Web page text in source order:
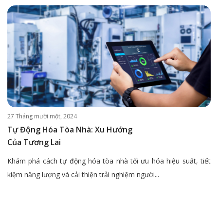
27 Tháng mười một, 2024
Tự Động Hóa Tòa Nhà: Xu Hướng
Của Tương Lai
Khám phá cách tự động hóa tòa nhà tối ưu hóa hiệu suất, tiết
kiệm năng lượng và cải thiện trải nghiệm người...